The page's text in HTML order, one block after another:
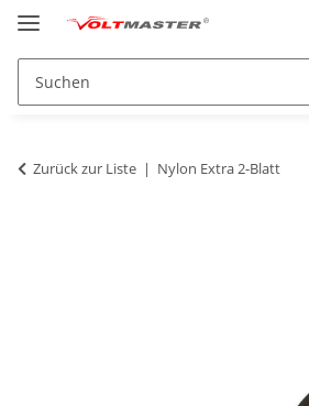
Zurück zur Liste Nylon Extra 2-Blatt